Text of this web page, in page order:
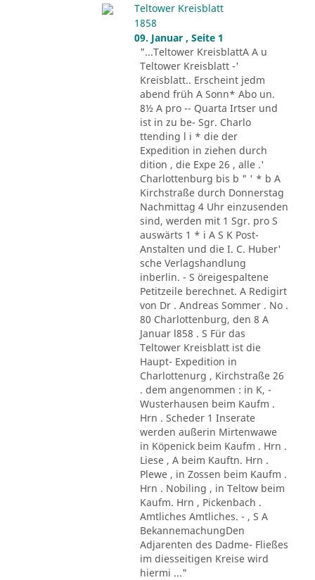
Teltower Kreisblatt
1858
09. Januar , Seite 1
"...Teltower KreisblattA A u
Teltower Kreisblatt -'
Kreisblatt.. Erscheint jedm
abend früh A Sonn* Abo un.
8½ A pro -- Quarta Irtser und
ist in zu be- Sgr. Charlo
ttending l i * die der
Expedition in ziehen durch
dition , die Expe 26 , alle .'
Charlottenburg bis b " ' * b A
Kirchstraße durch Donnerstag
Nachmittag 4 Uhr einzusenden
sind, werden mit 1 Sgr. pro S
auswärts 1 * i A S K Post-
Anstalten und die I. C. Huber'
sche Verlagshandlung
inberlin. - S öreigespaltene
Petitzeile berechnet. A Redigirt
von Dr . Andreas Sommer . No .
80 Charlottenburg, den 8 A
Januar l858 . S Für das
Teltower Kreisblatt ist die
Haupt- Expedition in
Charlottenurg , Kirchstraße 26
. dem angenommen : in K, -
Wusterhausen beim Kaufm .
Hrn . Scheder 1 Inserate
werden außerin Mirtenwawe
in Köpenick beim Kaufm . Hrn .
Liese , A beim Kauftn. Hrn .
Plewe , in Zossen beim Kaufm .
Hrn . Nobiling , in Teltow beim
Kaufm. Hrn , Pickenbach .
Amtliches Amtliches. - , S A
BekannemachungDen
Adjarenten des Dadme- Fließes
im diesseitigen Kreise wird
hiermi ..."